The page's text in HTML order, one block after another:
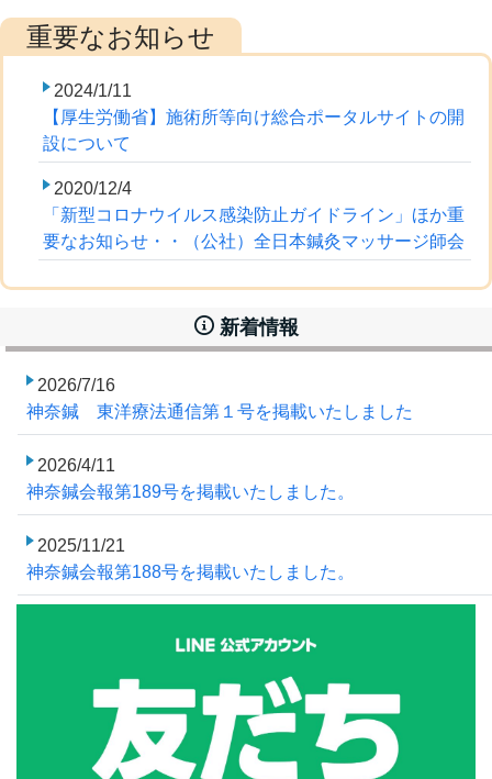
2024/1/11
【厚生労働省】施術所等向け総合ポータルサイトの開
設について
2020/12/4
「新型コロナウイルス感染防止ガイドライン」ほか重
要なお知らせ・・（公社）全日本鍼灸マッサージ師会
新着情報
2026/7/16
神奈鍼 東洋療法通信第１号を掲載いたしました
2026/4/11
神奈鍼会報第189号を掲載いたしました。
2025/11/21
神奈鍼会報第188号を掲載いたしました。